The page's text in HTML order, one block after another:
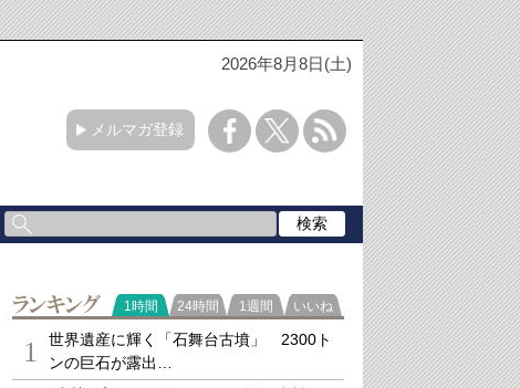
2026年8月8日(土)
メルマガ登録
ランキング
1時間 24時間 1週間 いいね
1
世界遺産に輝く「石舞台古墳」 2300ト
ンの巨石が露出…